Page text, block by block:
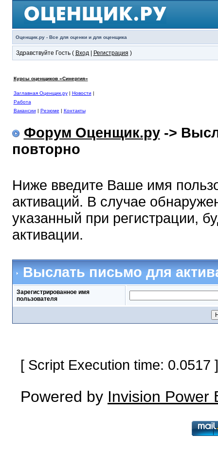
Оценщик.ру - Все для оценки и для оценщика
Здравствуйте Гость ( Вход| Регистрация )
Курсы оценщиков «Синергия»
Заглавная Оценщик.ру| Новости |
Работа
Вакансии | Резюме | Контакты
Форум Оценщик.ру->
повторно
Ниже введите Ваше имя
активаций. В случае
указанный при регистрации,
активации.
Выслать письмо для
Зарегистрированное имя
пользователя
[ Script Execution time:
Powered by Invision Power